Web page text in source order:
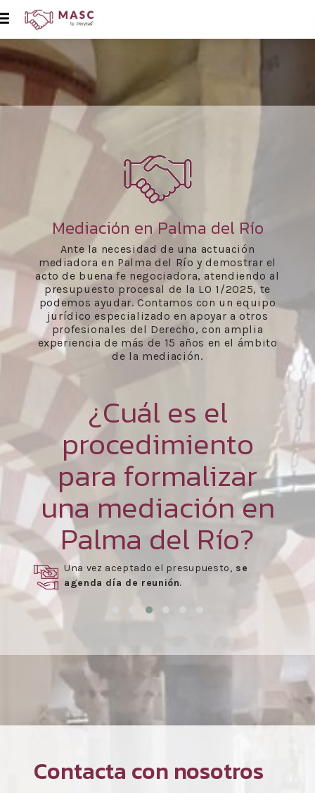
Mediación en Palma del Río
Ante la necesidad de una actuación
mediadora en Palma del Río y demostrar el
acto de buena fe negociadora, atendiendo al
presupuesto procesal de la LO 1/2025, te
podemos ayudar. Contamos con un equipo
jurídico especializado en apoyar a otros
profesionales del Derecho, con amplia
experiencia de más de 15 años en el ámbito
de la mediación.
¿Cuál es el
procedimiento
para formalizar
una mediación en
Palma del Río?
se Celebración de las reuniones
para la mediación.
Contacta con nosotros